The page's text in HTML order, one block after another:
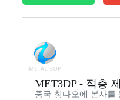
MET3DP - 적층
중국 칭다오에 본사를